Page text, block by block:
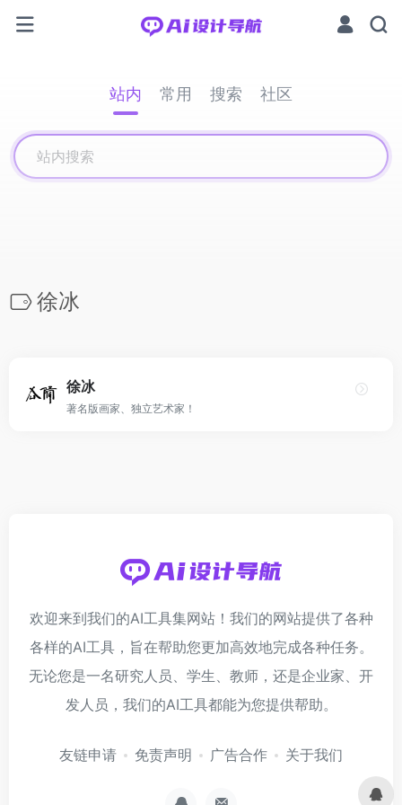
站内 常用 搜索 社区
徐冰
徐冰
著名版画家、独立艺术家！
欢迎来到我们的AI工具集网站！我们的网站提供了各种
各样的AI工具，旨在帮助您更加高效地完成各种任务。
无论您是一名研究人员、学生、教师，还是企业家、开
发人员，我们的AI工具都能为您提供帮助。
友链申请 免责声明 广告合作 关于我们